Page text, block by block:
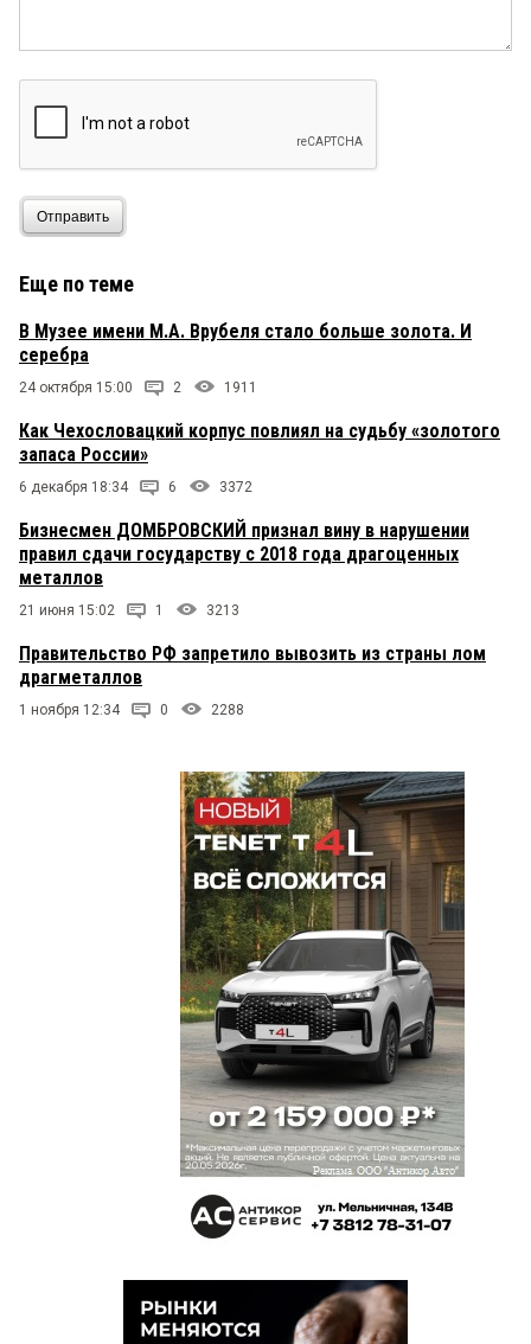
Отправить
Еще по теме
В Музее имени М.А. Врубеля стало больше золота. И
серебра
24 октября 15:00 2 1911
Как Чехословацкий корпус повлиял на судьбу «золотого
запаса России»
6 декабря 18:34 6 3372
Бизнесмен ДОМБРОВСКИЙ признал вину в нарушении
правил сдачи государству с 2018 года драгоценных
металлов
21 июня 15:02 1 3213
Правительство РФ запретило вывозить из страны лом
драгметаллов
1 ноября 12:34 0 2288